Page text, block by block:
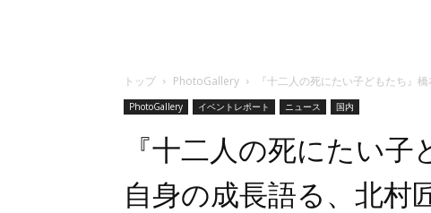
トップ PhotoGallery 『十二人の死にたい子どもたち』
PhotoGallery イベントレポート ニュース 国内
『十二人の死にたい
自身の成長語る、北村